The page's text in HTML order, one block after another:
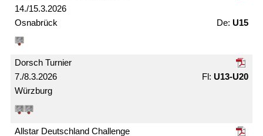
14./15.3.2026
Osnabrück U15
7./8.3.2026
Dorsch Turnier
Würzburg
U13-U20
Allstar Deutschland Challenge